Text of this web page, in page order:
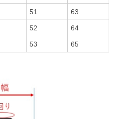
51 63
52 64
53 65